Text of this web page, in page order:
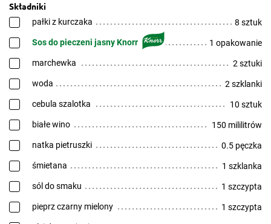
Składniki
pałki z kurczaka 8 sztuk
Sos do pieczeni jasny Knorr 1 opakowanie
marchewka 2 sztuki
woda 2 szklanki
cebula szalotka 10 sztuk
białe wino 150 mililitrów
natka pietruszki 0.5 pęczka
śmietana 1 szklanka
sól do smaku 1 szczypta
pieprz czarny mielony 1 szczypta